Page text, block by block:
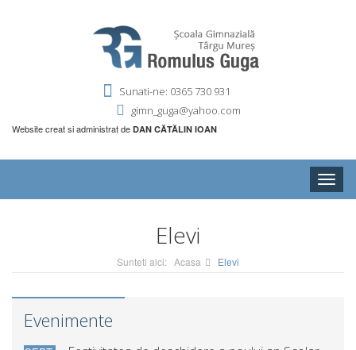
Sunati-ne: 0365 730 931
gimn_guga@yahoo.com
Website creat si administrat de DAN CĂTĂLIN IOAN
Toggle
Elevi
Sunteti aici: Acasa Elevi
Evenimente